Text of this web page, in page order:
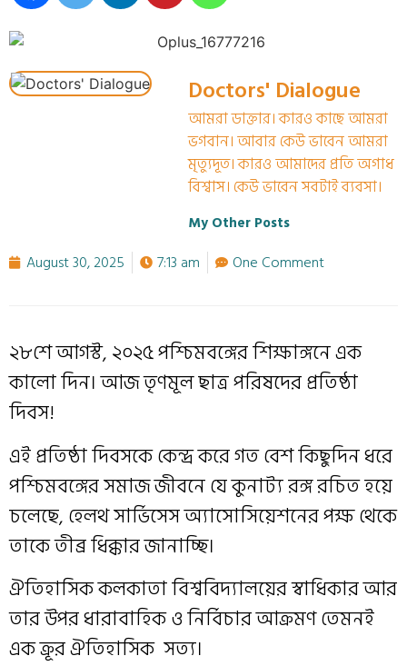
Doctors' Dialogue
আমরা ডাক্তার। কারও কাছে আমরা
ভগবান। আবার কেউ ভাবেন আমরা
মৃত্যুদূত। কারও আমাদের প্রতি অগাধ
বিশ্বাস। কেউ ভাবেন সবটাই ব্যবসা।
My Other Posts
August 30, 2025 7:13 am One Comment
২৮শে আগস্ট, ২০২৫ পশ্চিমবঙ্গের শিক্ষাঙ্গনে এক
কালো দিন। আজ তৃণমূল ছাত্র পরিষদের প্রতিষ্ঠা
দিবস!
এই প্রতিষ্ঠা দিবসকে কেন্দ্র করে গত বেশ কিছুদিন ধরে
পশ্চিমবঙ্গের সমাজ জীবনে যে কুনাট্য রঙ্গ রচিত হয়ে
চলেছে, হেলথ সার্ভিসেস অ্যাসোসিয়েশনের পক্ষ থেকে
তাকে তীব্র ধিক্কার জানাচ্ছি।
ঐতিহাসিক কলকাতা বিশ্ববিদ্যালয়ের স্বাধিকার আর
তার উপর ধারাবাহিক ও নির্বিচার আক্রমণ তেমনই
এক ক্রূর ঐতিহাসিক সত্য।